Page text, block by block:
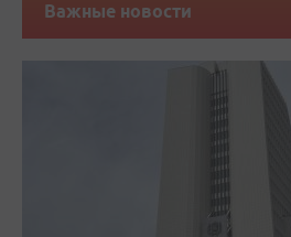
Важные новости